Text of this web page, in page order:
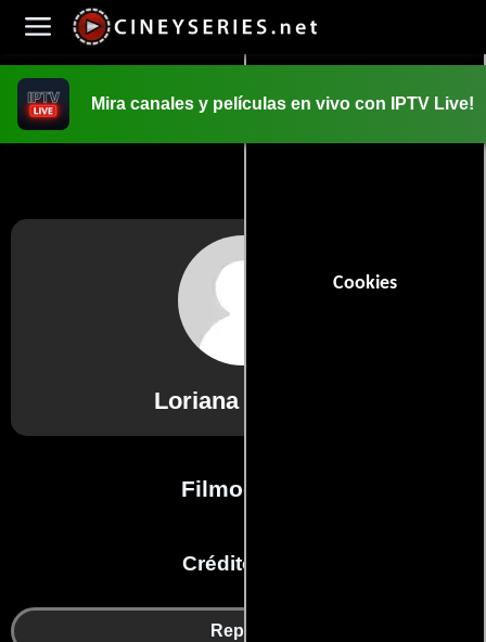
Cookies
Mira canales y películas en vivo con IPTV Live!
Loriana Bartella
Filmografía
Créditos en:
Reparto